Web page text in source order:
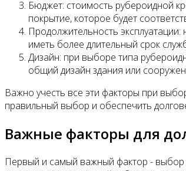
Бюджет: стоимость рубероидной
покрытие, которое будет
Продолжительность
иметь более длительный срок
Дизайн: при выборе типа
общий дизайн здания или
Важно учесть все эти факторы при
правильный выбор и обеспечить
Важные факторы для
Первый и самый важный фактор - выбор